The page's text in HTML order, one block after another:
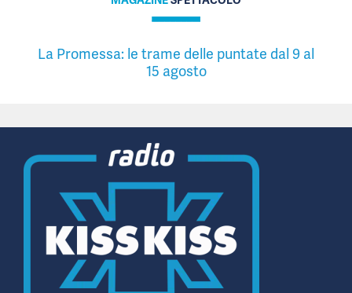
La Promessa: le trame delle puntate dal 9 al
15 agosto